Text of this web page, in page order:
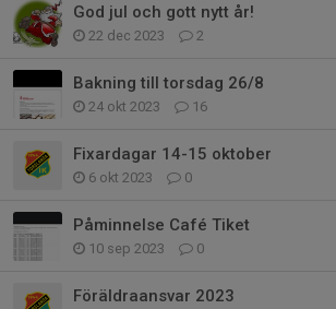
God jul och gott nytt år!
22 dec 2023 2
Bakning till torsdag 26/8
24 okt 2023 16
Fixardagar 14-15 oktober
6 okt 2023 0
Påminnelse Café Tiket
10 sep 2023 0
Föräldraansvar 2023